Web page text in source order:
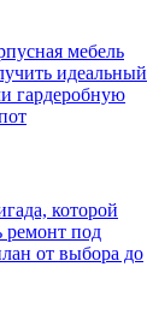
мебель
идеальный
гардеробную
которой
ремонт под
от выбора до